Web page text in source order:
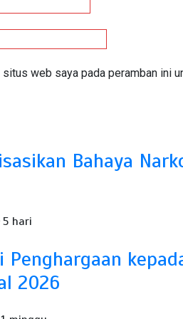
situs web saya pada peramban ini
Bahaya
5 hari
Penghargaan
2026